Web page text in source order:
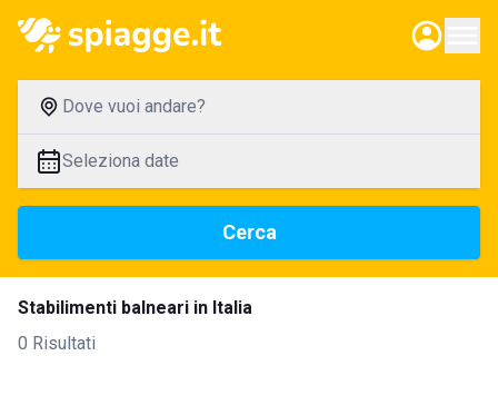
Dove vuoi andare?
Seleziona date
Cerca
Stabilimenti balneari in Italia
0 Risultati